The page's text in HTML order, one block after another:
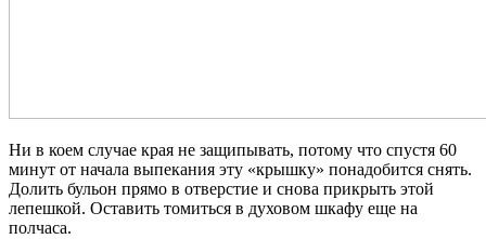
Ни в коем случае края не защипывать, потому что спустя 60
минут от начала выпекания эту «крышку» понадобится снять.
Долить бульон прямо в отверстие и снова прикрыть этой
лепешкой. Оставить томиться в духовом шкафу еще на
полчаса.